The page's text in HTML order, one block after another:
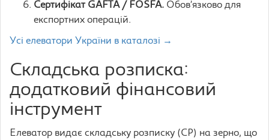
Сертифікат GAFTA / FOSFA. Обов’язково для
експортних операцій.
Усі елеватори України в каталозі →
Складська розписка:
додатковий фінансовий
інструмент
Елеватор видає складську розписку (СР) на зерно, що